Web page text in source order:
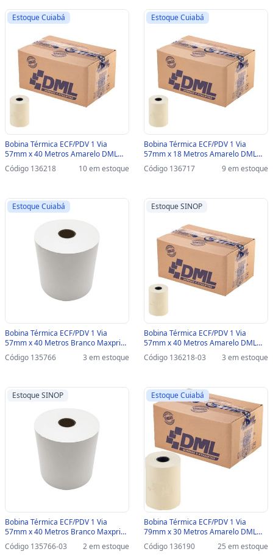
Estoque Cuiabá
Bobina Térmica ECF/PDV 1 Via
57mm x 40 Metros Amarelo DML
Thega - Caixa com 30 Unidades -
11A1L00A - 11A1L00A
Código 136218 10 em estoque
Estoque Cuiabá
Bobina Térmica ECF/PDV 1 Via
57mm x 18 Metros Amarelo DML
Thega - Caixa com 54 Unidades -
08A1L00A - 010.04.001
Código 136717 9 em estoque
Estoque Cuiabá
Bobina Térmica ECF/PDV 1 Via
57mm x 40 Metros Branco Maxprint
Caixa com 30 Unidades - 45000111 -
45000111
Código 135766 3 em estoque
Estoque SINOP
Bobina Térmica ECF/PDV 1 Via
57mm x 40 Metros Amarelo DML
Thega - Caixa com 30 Unidades -
11A1L00A-SINOP-03 - 11A1L00A
Código 136218-03 3 em estoque
Estoque SINOP
Bobina Térmica ECF/PDV 1 Via
57mm x 40 Metros Branco Maxprint
Caixa com 30 Unidades - 45000111-
SINOP-03 - 45000111
Código 135766-03 2 em estoque
Estoque Cuiabá
Bobina Térmica ECF/PDV 1 Via
79mm x 30 Metros Amarelo DML
Thega - Caixa com 30 Unidades -
01A1L00A - 01A1L00A
Código 136190 25 em estoque